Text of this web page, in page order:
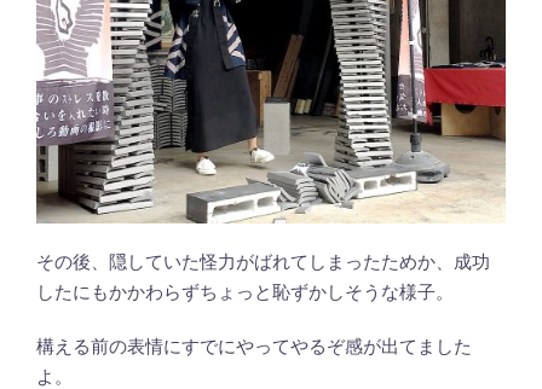
その後、隠していた怪力がばれてしまったためか、成功
したにもかかわらずちょっと恥ずかしそうな様子。
構える前の表情にすでにやってやるぞ感が出てました
よ。